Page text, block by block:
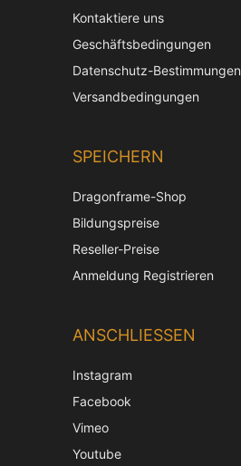
Kontaktiere uns
Geschäftsbedingungen
Datenschutz-Bestimmungen
Versandbedingungen
SPEICHERN
Dragonframe-Shop
Bildungspreise
Reseller-Preise
Anmeldung Registrieren
ANSCHLIESSEN
Instagram
Facebook
Vimeo
Youtube